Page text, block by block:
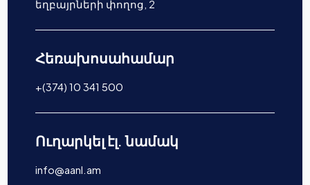
եղբայրների փողոց, 2
Հեռախոսահամար
+(374) 10 341 500
Ուղարկել էլ. նամակ
info@aanl.am